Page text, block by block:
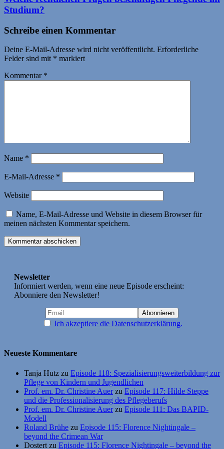
Studium?
Schreibe einen Kommentar
Deine E-Mail-Adresse wird nicht veröffentlicht. Erforderliche
Felder sind mit * markiert
Kommentar *
Name *
E-Mail-Adresse *
Website
Name, E-Mail-Adresse und Website in diesem Browser für
meinen nächsten Kommentar speichern.
Newsletter
Informiert werden, wenn eine neue Episode erscheint:
Abonniere den Newsletter!
Ich akzeptiere die Datenschutzerklärung.
Neueste Kommentare
Tanja Hutz zu Episode 118: Spezialisierungsweiterbildung zur
Pflege von Kindern und Jugendlichen
Prof. em. Dr. Christine Auerzu Episode 117: Hilde Steppe
und die Professionalisierung des Pflegeberufs
Prof. em. Dr. Christine Auerzu Episode 111: Das BAPID-
Modell
Roland Brühe zu Episode 115: Florence Nightingale –
beyond the Crimean War
Dostert zu Episode 115: Florence Nightingale – beyond the